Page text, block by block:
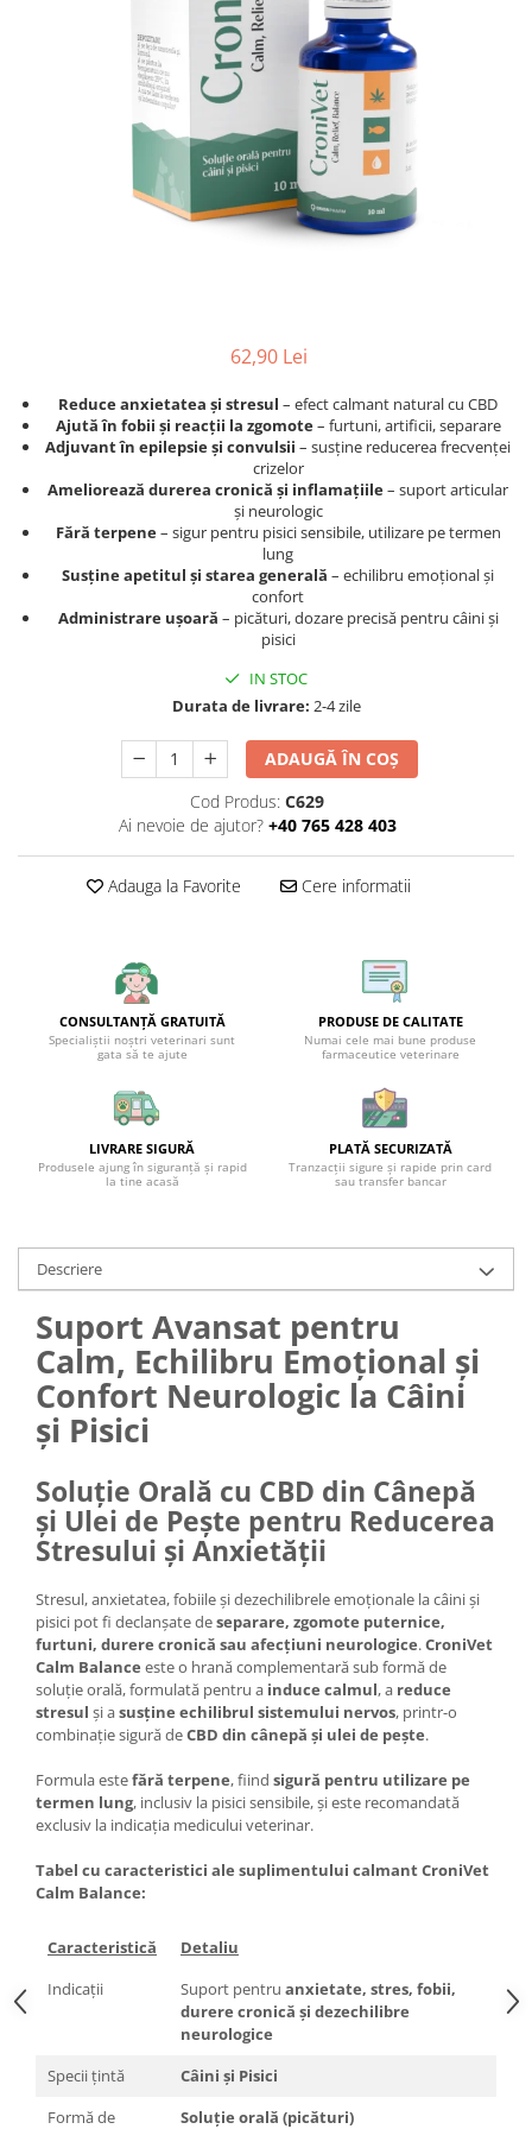
Afecțiuni neurologice
Afecțiuni oftalmice
Afecțiuni oncologice
Afecțiuni renale și urinare
Afecțiuni respiratorii
Recompense și snack-uri
Igienă
Igienă orală
Șampoane și balsamuri
Afecțiuni neurologice
Afecțiuni oftalmice
Afecțiuni oncologice
Afecțiuni respiratorii
Afecțiuni renale și urinare
Igienă
Așternut Tofu / Nisip
Igienă orală
Șampoane și balsamuri
62,90 Lei
Reduce anxietatea și stresul – efect calmant natural cu CBD
Ajută în fobii și reacții la zgomote– furtuni, artificii, separare
Adjuvant în epilepsie și convulsii – susține reducerea frecvenței
crizelor
Ameliorează durerea cronică și inflamațiile– suport articular
și neurologic
Fără terpene– sigur pentru pisici sensibile, utilizare pe termen
lung
Susține apetitul și starea generală – echilibru emoțional și
confort
Administrare ușoară – picături, dozare precisă pentru câini și
pisici
IN STOC
Durata de livrare: 2-4 zile
ADAUGĂ ÎN COȘ
Cod Produs: C629
Ai nevoie de ajutor? +40 765 428 403
Adauga la Favorite Cere informatii
CONSULTANȚĂ GRATUITĂ
Specialiștii noștri veterinari sunt
gata să te ajute
PRODUSE DE CALITATE
Numai cele mai bune produse
farmaceutice veterinare
LIVRARE SIGURĂ
Produsele ajung în siguranță și rapid
la tine acasă
PLATĂ SECURIZATĂ
Tranzacții sigure și rapide prin card
sau transfer bancar
Descriere
Suport Avansat pentru
Calm, Echilibru Emoțional și
Confort Neurologic la Câini
și Pisici
Soluție Orală cu CBD din Cânepă
și Ulei de Pește pentru Reducerea
Stresului și Anxietății
Stresul, anxietatea, fobiile și dezechilibrele emoționale la câini și
pisici pot fi declanșate deseparare, zgomote puternice,
furtuni, durere cronică sau afecțiuni neurologice.CroniVet
Calm Balance este o hrană complementară sub formă de
soluție orală, formulată pentru a induce calmul, a reduce
stresul și asusține echilibrul sistemului nervos, printr-o
combinație sigură deCBD din cânepă și ulei de pește.
Formula estefără terpene, fiind sigură pentru utilizare pe
termen lung, inclusiv la pisici sensibile, și este recomandată
exclusiv la indicația medicului veterinar.
Tabel cu caracteristici ale suplimentului calmant CroniVet
Calm Balance:
Caracteristică
Detaliu
Indicații
Suport pentru anxietate, stres, fobii,
durere cronică și dezechilibre
neurologice
Specii țintă
Câini și Pisici
Formă de
Soluție orală (picături)